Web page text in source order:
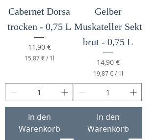
Cabernet Dorsa
trocken - 0,75 L
Preis
11,90 €
15,87 € / 1l
,
8
7
€
p
r
In den
Warenkorb
Gelber
Muskateller Sekt
brut - 0,75 L
Preis
14,90 €
19,87 € / 1l
9
,
7
€
In den
Warenkorb